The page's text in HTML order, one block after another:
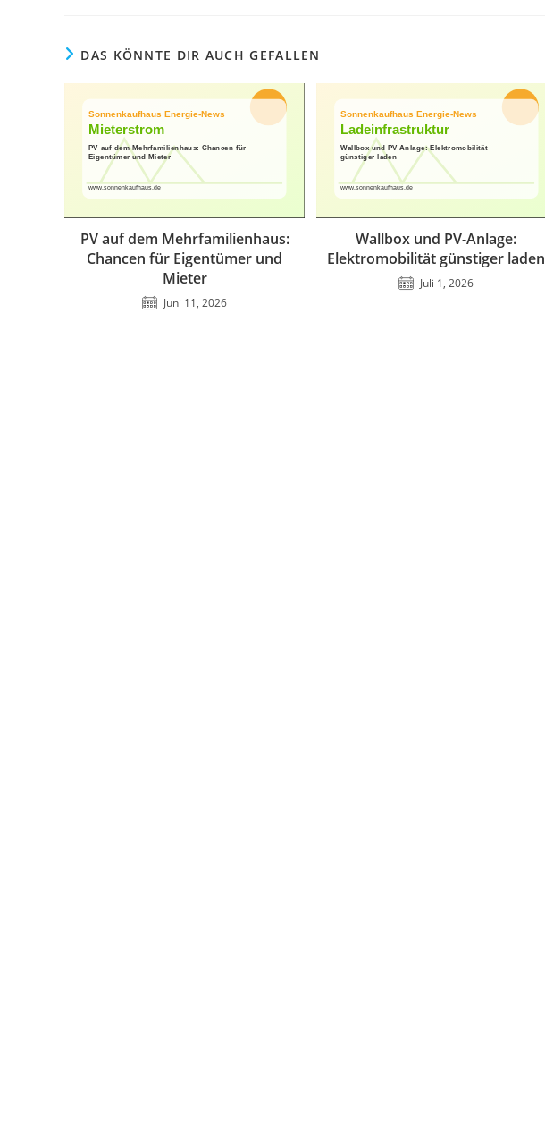
DAS KÖNNTE DIR AUCH GEFALLEN
PV auf dem Mehrfamilienhaus:
Chancen für Eigentümer und
Mieter
Juni 11, 2026
Wallbox und PV-Anlage:
Elektromobilität günstiger laden
Juli 1, 2026